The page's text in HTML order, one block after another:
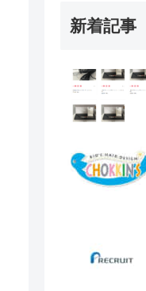
新着記事